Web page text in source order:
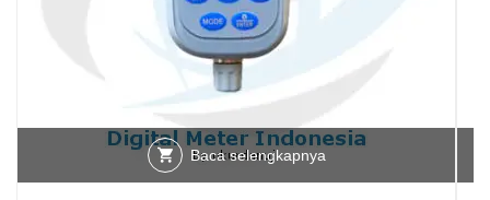
Baca selengkapnya